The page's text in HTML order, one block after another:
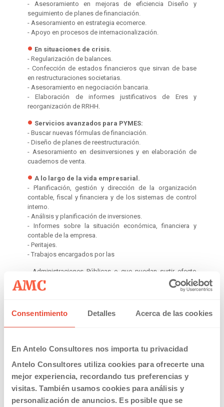
Consentimiento Detalles Acerca de las cookies
En Antelo Consultores nos importa tu privacidad
Antelo Consultores utiliza cookies para ofrecerte una
mejor experiencia, recordando tus preferencias y
visitas. También usamos cookies para análisis y
personalización de anuncios. Es posible que se
- Asesoramiento en mejoras de eficiencia Diseño y
seguimiento de planes de financiación.
- Asesoramiento en estrategia ecomerce.
- Apoyo en procesos de internacionalización.
En situaciones de crisis.
- Regularización de balances.
- Confección de estados financieros que sirvan de base
en restructuraciones societarias.
- Asesoramiento en negociación bancaria.
- Elaboración de informes justificativos de Eres y
reorganización de RRHH.
Servicios avanzados para PYMES:
- Buscar nuevas fórmulas de financiación.
- Diseño de planes de reestructuración.
- Asesoramiento en desinversiones y en elaboración de
cuadernos de venta.
A lo largo de la vida empresarial.
- Planificación, gestión y dirección de la organización
contable, fiscal y financiera y de los sistemas de control
interno.
- Análisis y planificación de inversiones.
- Informes sobre la situación económica, financiera y
contable de la empresa.
- Peritajes.
- Trabajos encargados por las
- Administraciones Públicas o que puedan surtir efecto
ante ellas.
- Análisis de operaciones vinculadas.
trabajo.
- Elaboración de informes Forensic.
- Apoyo en la gestión de riesgos.
- Implantación de nuevos modelos financieros, IFRS, IAS
39 y de “reporting”
- Aplicación de novedades en gobierno corporativo.
- Justificación de deducciones y bonificaciones fiscales y
otro tipo de trabajos de trascendencia tributaria.